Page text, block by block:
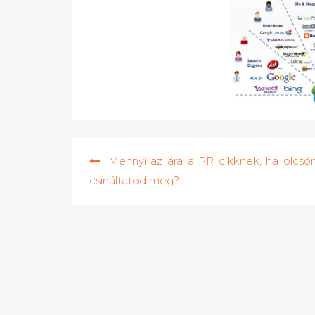
navigáció
Mennyi az ára a PR cikknek, ha
csináltatod meg?